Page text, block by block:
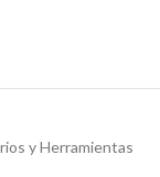
y Herramientas